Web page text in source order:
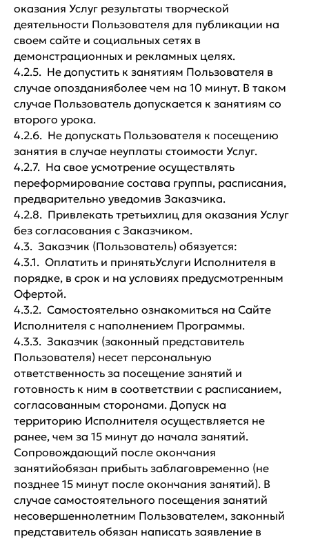
оказания Услуг результаты творческой
деятельности Пользователя для публикации на
своем сайте и социальных сетях в
демонстрационных и рекламных целях.
4.2.5. Не допустить к занятиям Пользователя в
случае опозданияболее чем на 10 минут. В таком
случае Пользователь допускается к занятиям со
второго урока.
4.2.6. Не допускать Пользователя к посещению
занятия в случае неуплаты стоимости Услуг.
4.2.7. На свое усмотрение осуществлять
переформирование состава группы, расписания,
предварительно уведомив Заказчика.
4.2.8. Привлекать третьихлиц для оказания Услуг
без согласования с Заказчиком.
4.3. Заказчик (Пользователь) обязуется:
4.3.1. Оплатить и принятьУслуги Исполнителя в
порядке, в срок и на условиях предусмотренным
Офертой.
4.3.2. Самостоятельно ознакомиться на Сайте
Исполнителя с наполнением Программы.
4.3.3. Заказчик (законный представитель
Пользователя) несет персональную
ответственность за посещение занятий и
готовность к ним в соответствии с расписанием,
согласованным сторонами. Допуск на
территорию Исполнителя осуществляется не
ранее, чем за 15 минут до начала занятий.
Сопровождающий после окончания
занятийобязан прибыть заблаговременно (не
позднее 15 минут после окончания занятий). В
случае самостоятельного посещения занятий
несовершеннолетним Пользователем, законный
представитель обязан написать заявление в